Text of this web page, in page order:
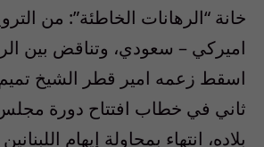
خانة “الرهانات الخاطئة”: من
اميركي – سعودي، وتناقض بين
اسقط زعمه امير قطر الشيخ
ثاني في خطاب افتتاح دورة
بلاده، انتهاء بمحاولة إيهام